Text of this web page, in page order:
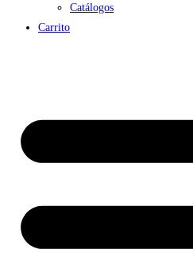
Catálogos
Carrito